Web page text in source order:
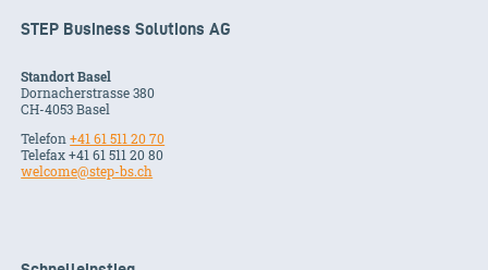
STEP Business Solutions AG
Standort Basel
Dornacherstrasse 380
CH-4053Basel
Telefon+41 61 511 20 70
Telefax +41 61 511 20 80
welcome@step-bs.ch